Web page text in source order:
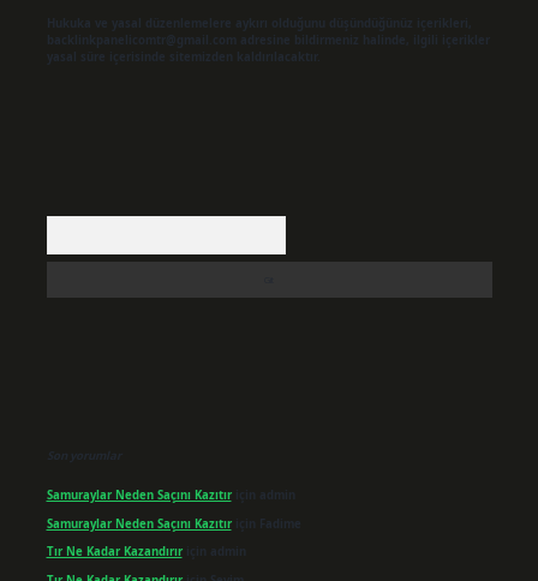
Hukuka ve yasal düzenlemelere aykırı olduğunu düşündüğünüz içerikleri,
backlinkpanelicomtr@gmail.com
adresine bildirmeniz halinde, ilgili içerikler
yasal süre içerisinde sitemizden kaldırılacaktır.
Son yorumlar
Samuraylar Neden Saçını Kazıtıriçin admin
Samuraylar Neden Saçını Kazıtıriçin Fadime
Tır Ne Kadar Kazandırıriçin admin